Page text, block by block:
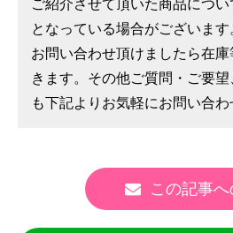
となっている場合がございます
お問い合わせ頂けましたら在
きます。その他ご質問・ご要
も下記よりお気軽にお問い合わ
この記事